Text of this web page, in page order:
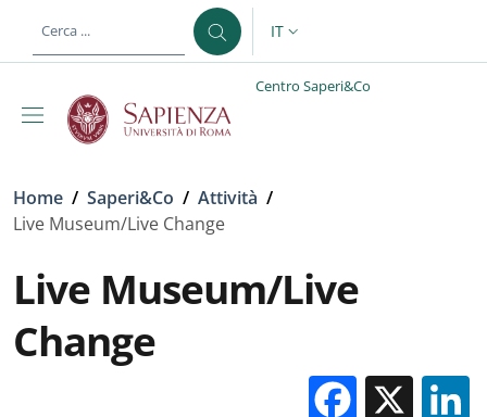
al contenuto principale
SELETTORE LINGUA:
IT
Centro Saperi&Co
Briciole di pane
Home / Saperi&Co / Attività /
Live Museum/Live Change
Live Museum/Live
Change
X